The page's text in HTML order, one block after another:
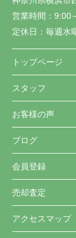
営業時間： 9:00
定休日： 毎週水
トップページ
スタッフ
お客様の声
ブログ
会員登録
売却査定
アクセスマップ